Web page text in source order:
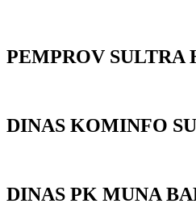
PEMPROV SULTRA
DINAS KOMINFO
DINAS PK MUNA